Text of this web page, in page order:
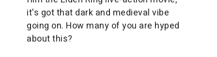
it's got that dark and medieval vibe
going on. How many of you are hyped
about this?